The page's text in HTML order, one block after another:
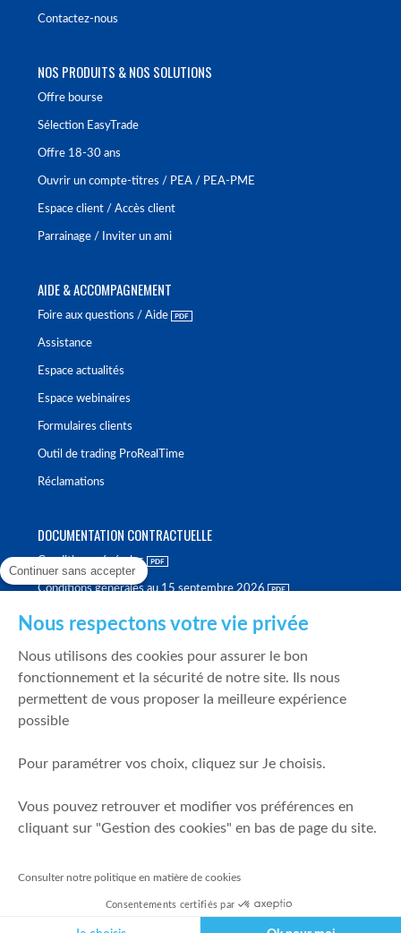
Contactez-nous
NOS PRODUITS & NOS SOLUTIONS
Offre bourse
Sélection EasyTrade
Offre 18-30 ans
Ouvrir un compte-titres / PEA / PEA-PME
Espace client / Accès client
Parrainage / Inviter un ami
AIDE & ACCOMPAGNEMENT
Foire aux questions / Aide
Assistance
Espace actualités
Espace webinaires
Formulaires clients
Outil de trading ProRealTime
Réclamations
DOCUMENTATION CONTRACTUELLE
Conditions générales
Conditions générales au 15 septembre 2026
Politique de meilleure sélection
Politique de durabilité
Fonds de garantie des dépôts et de résolution
Mentions légales
Prévention de la fraude
Politique de gestion des conflits d'intérêts
Continuer sans accepter
Nous respectons votre vie privée
Nous utilisons des cookies pour assurer le bon
fonctionnement et la sécurité de notre site. Ils nous
permettent de vous proposer la meilleure expérience
possible
Pour paramétrer vos choix, cliquez sur Je choisis.
Vous pouvez retrouver et modifier vos préférences en
cliquant sur "Gestion des cookies" en bas de page du site.
Consulter notre politique en matière de cookies
Consentements certifiés par